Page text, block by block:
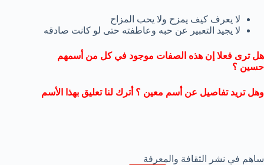
لا يعرف كيف يمزح ولا يحب المزاح
لا يجيد التعبير عن حبه وعاطفته حتى لو كانت صادقه
هل ترى فعلا إن هذه الصفات موجود في كل من أسمهم
حسين ؟
وهل تريد تفاصيل عن أسم معين ؟ أترك لنا تعليق بهذا الأسم
ساهم في نشر الثقافة والمعرفة